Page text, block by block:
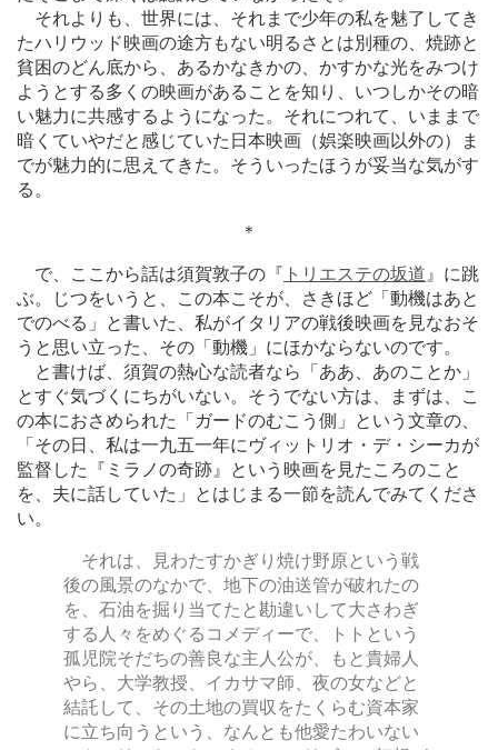
それよりも、世界には、それまで少年の私を魅了してき
たハリウッド映画の途方もない明るさとは別種の、焼跡と
貧困のどん底から、あるかなきかの、かすかな光をみつけ
ようとする多くの映画があることを知り、いつしかその暗
い魅力に共感するようになった。それにつれて、いままで
暗くていやだと感じていた日本映画（娯楽映画以外の）ま
でが魅力的に思えてきた。そういったほうが妥当な気がす
る。
＊
で、ここから話は須賀敦子の『 トリエステの坂道 』に跳
ぶ。じつをいうと、この本こそが、さきほど「動機はあと
でのべる」と書いた、私がイタリアの戦後映画を見なおそ
うと思い立った、その「動機」にほかならないのです。
と書けば、須賀の熱心な読者なら「ああ、あのことか」
とすぐ気づくにちがいない。そうでない方は、まずは、こ
の本におさめられた「ガードのむこう側」という文章の、
「その日、私は一九五一年にヴィットリオ・デ・シーカが
監督した『ミラノの奇跡』という映画を見たころのこと
を、夫に話していた」とはじまる一節を読んでみてくださ
い。
それは、見わたすかぎり焼け野原という戦
後の風景のなかで、地下の油送管が破れたの
を、石油を掘り当てたと勘違いして大さわぎ
する人々をめぐるコメディーで、トトという
孤児院そだちの善良な主人公が、もと貴婦人
やら、大学教授、イカサマ師、夜の女などと
結託して、その土地の買収をたくらむ資本家
に立ち向うという、なんとも他愛たわいない